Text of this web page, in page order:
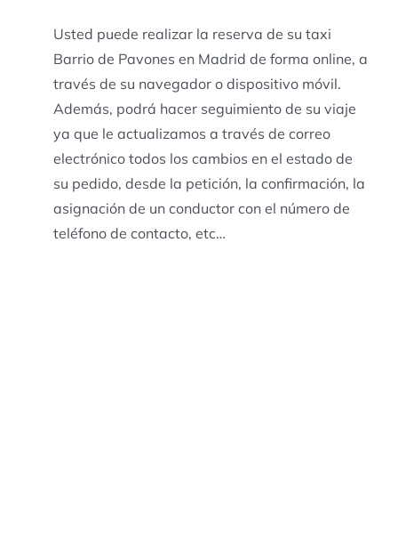
Usted puede realizar la reserva de su taxi
Barrio de Pavones en Madrid de forma online, a
través de su navegador o dispositivo móvil.
Además, podrá hacer seguimiento de su viaje
ya que le actualizamos a través de correo
electrónico todos los cambios en el estado de
su pedido, desde la petición, la confirmación, la
asignación de un conductor con el número de
teléfono de contacto, etc…